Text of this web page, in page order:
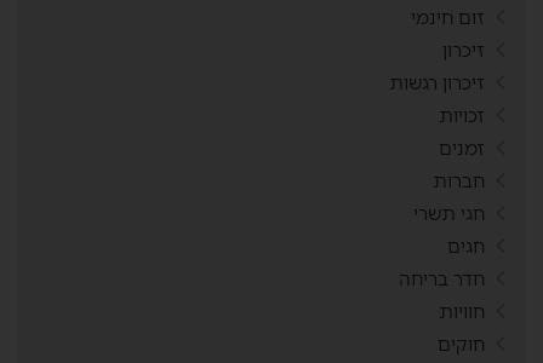
זום חינמי
זיכרון
זיכרון רגשות
זכויות
זמנים
חברות
חגי תשרי
חגים
חדר בריחה
חוויות
חוקים